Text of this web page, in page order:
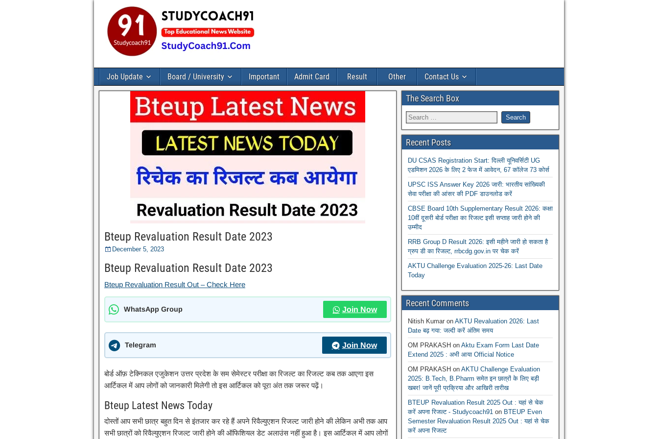
Job Update Board / University Important Admit Card Result Other Contact Us
Bteup Revaluation Result Date 2023
December 5, 2023
Bteup Revaluation Result Date 2023
Bteup Revaluation Result Out – Check Here
WhatsApp Group Join Now
Telegram Join Now
बोर्ड ऑफ़ टेक्निकल एजुकेशन उत्तर प्रदेश के सम सेमेस्टर परीक्षा का रिजल्ट का रिजल्ट कब तक आएगा इस
आर्टिकल में आप लोगों को जानकारी मिलेगी तो इस आर्टिकल को पूरा अंत तक जरूर पढ़ें।
Bteup Latest News Today
दोस्तों आप सभी छात्र बहुत दिन से इंतजार कर रहे हैं अपने रिवैल्युएशन रिजल्ट जारी होने की लेकिन अभी तक आप
सभी छात्रों को रिवैल्युएशन रिजल्ट जारी होने की ऑफिशियल डेट अलाउंस नहीं हुआ है। इस आर्टिकल में आप लोगों
The Search Box
Recent Posts
DU CSAS Registration Start: दिल्ली यूनिवर्सिटी UG
एडमिशन 2026 के लिए 2 फेज में आवेदन, 67 कॉलेज 73 कोर्स
UPSC ISS Answer Key 2026 जारी: भारतीय सांख्यिकी
सेवा परीक्षा की आंसर की PDF डाउनलोड करें
CBSE Board 10th Supplementary Result 2026: कक्षा
10वीं दूसरी बोर्ड परीक्षा का रिजल्ट इसी सप्ताह जारी होने की
उम्मीद
RRB Group D Result 2026: इसी महीने जारी हो सकता है
ग्रुप डी का रिजल्ट, rrbcdg.gov.in पर चेक करें
AKTU Challenge Evaluation 2025-26: Last Date
Today
Recent Comments
Nitish Kumaron AKTU Revaluation 2026: Last
Date बढ़ गया: जल्दी करें अंतिम समय
OM PRAKASH on Aktu Exam Form Last Date
Extend 2025 : अभी आया Official Notice
OM PRAKASH on AKTU Challenge Evaluation
2025: B.Tech, B.Pharm समेत इन छात्रों के लिए बड़ी
खबर! जानें पूरी प्रक्रिया और आखिरी तारीख
BTEUP Revaluation Result 2025 Out : यहां से चेक
करें अपना रिजल्ट - Studycoach91on BTEUP Even
Semester Revaluation Result 2025 Out : यहां से चेक
करें अपना रिजल्ट